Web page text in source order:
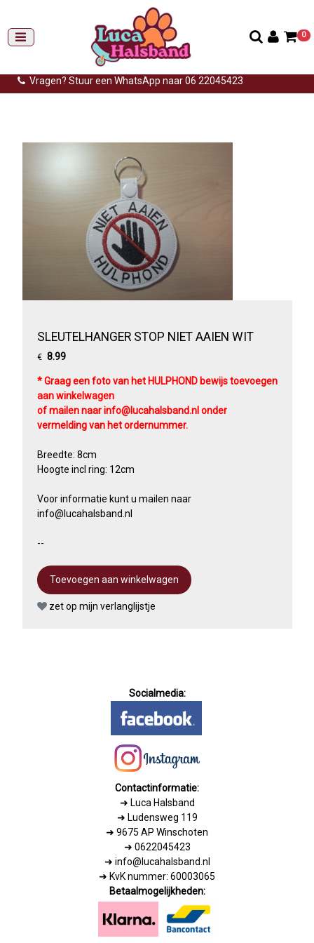
Gemiddelde levertijd: 3 tot 14 werkdagen
Gratis verzending (NL) vanaf €99,-
Vragen? Stuur een WhatsApp naar 06 22045423
0
SLEUTELHANGER STOP NIET AAIEN WIT
€ 8.99
* Graag een foto van het HULPHOND bewijs toevoegen
aan winkelwagen
of mailen naar info@lucahalsband.nl onder
vermelding van het ordernummer.
Breedte: 8cm
Hoogte incl ring: 12cm
Voor informatie kunt u mailen naar
info@lucahalsband.nl
--
zet op mijn verlanglijstje
Socialmedia:
Contactinformatie:
➜ Luca Halsband
➜ Ludensweg 119
➜ 9675 AP Winschoten
➜ 0622045423
➜ info@lucahalsband.nl
➜ KvK nummer: 60003065
Betaalmogelijkheden: